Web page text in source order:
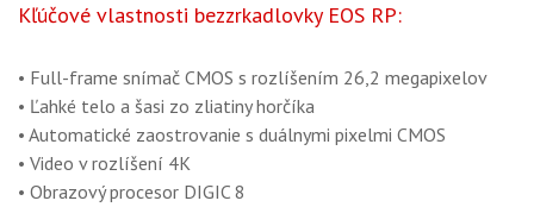
Kľúčové vlastnosti bezzrkadlovky EOS RP:
• Full-frame snímač CMOS s rozlíšením 26,2 megapixelov
• Ľahké telo a šasi zo zliatiny horčíka
• Automatické zaostrovanie s duálnymi pixelmi CMOS
• Video v rozlíšení 4K
• Obrazový procesor DIGIC 8